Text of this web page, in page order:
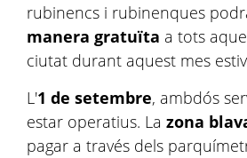
rubinencs i rubinenques
manera gratuïta a tots
ciutat durant aquest mes
L'1 de setembre, ambdós
estar operatius. La zona
pagar a través dels